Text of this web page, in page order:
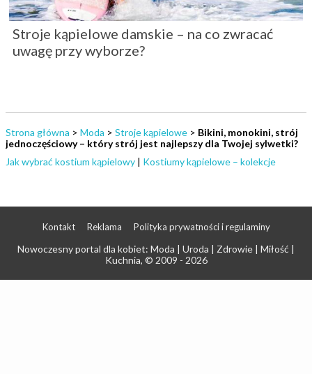
Stroje kąpielowe damskie – na co zwracać
uwagę przy wyborze?
Strona główna > Moda > Stroje kąpielowe > Bikini, monokini, strój
jednoczęściowy – który strój jest najlepszy dla Twojej sylwetki?
Jak wybrać kostium kąpielowy | Kostiumy kąpielowe – kolekcje
Kontakt Reklama Polityka prywatności i regulaminy
Nowoczesny portal dla kobiet: Moda | Uroda | Zdrowie | Miłość |
Kuchnia, © 2009 - 2026